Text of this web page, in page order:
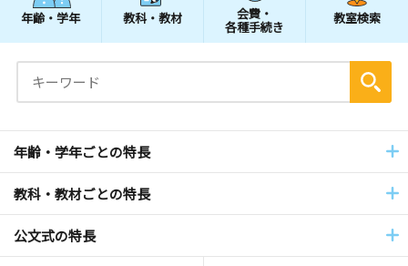
年齢・学年 教科・教材 会費・
各種手続き
教室検索
年齢・学年ごとの特長
教科・教材ごとの特長
公文式の特長